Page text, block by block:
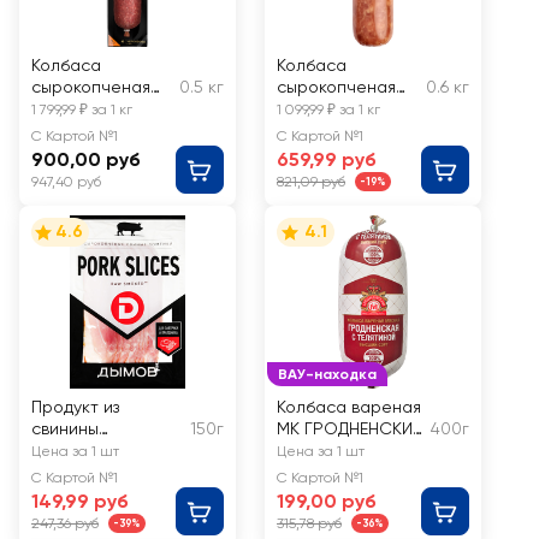
Колбаса
сырокопченая
ЧЕРКИЗОВО
ПРЕМИУМ
Салями
Селективо,
весовая
0.5 кг
1 799,99 ₽ за 1 кг
С Картой №1
900,00 руб
947,40 руб
Колбаса
сырокопченая
БАХРУШИНЪ
Сальчичон,
весовая
0.6 кг
1 099,99 ₽ за 1 кг
С Картой №1
659,99 руб
821,09 руб -19%
4.6
Продукт из
свинины
сырокопченый
ДЫМОВ Pork slices,
нарезка
150г
Цена за 1 шт
С Картой №1
149,99 руб
247,36 руб -39%
ВАУ-находка
4.1
Колбаса вареная
МК ГРОДНЕНСКИЙ
с телятиной
400г
Цена за 1 шт
С Картой №1
199,00 руб
315,78 руб -36%